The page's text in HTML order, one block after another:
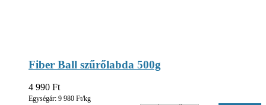
Fiber Ball szűrőlabda 500g
4 990 Ft
Egységár: 9 980 Ft/kg